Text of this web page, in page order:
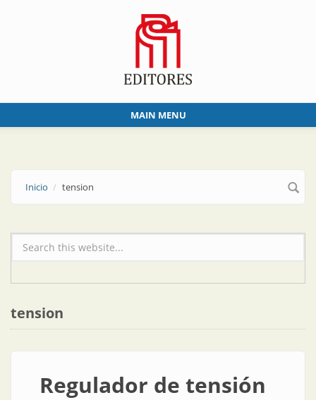
MAIN MENU
Inicio tension
Formulario de búsqueda
tension
Regulador de tensión